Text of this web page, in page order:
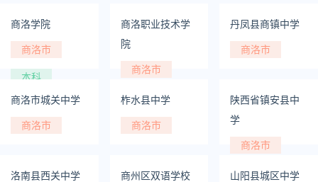
商洛学院
商洛市
本科
商洛职业技术学
院
商洛市
专科
丹凤县商镇中学
商洛市
商洛市城关中学
商洛市
柞水县中学
商洛市
陕西省镇安县中
学
商洛市
洛南县西关中学 商州区双语学校 山阳县城区中学